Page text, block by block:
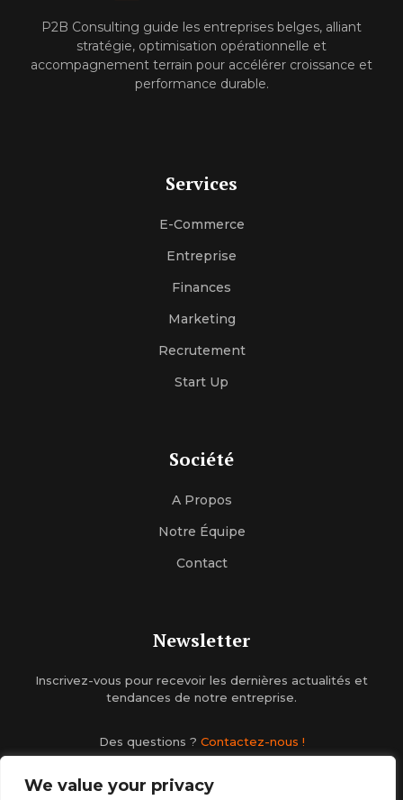
We value your privacy
P2B Consulting guide les entreprises belges, alliant
stratégie, optimisation opérationnelle et
accompagnement terrain pour accélérer croissance et
performance durable.
Services
E-Commerce
Entreprise
Finances
Marketing
Recrutement
Start Up
Société
A Propos
Notre Équipe
Contact
Newsletter
Inscrivez-vous pour recevoir les dernières actualités et
tendances de notre entreprise.
Des questions ? Contactez-nous !